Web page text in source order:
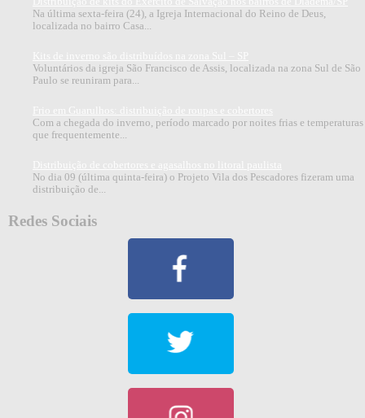
Na última sexta-feira (24), a Igreja Internacional do Reino de Deus,
localizada no bairro Casa...
Voluntários da igreja São Francisco de Assis, localizada na zona Sul de São
Paulo se reuniram para...
Com a chegada do inverno, período marcado por noites frias e temperaturas
que frequentemente...
No dia 09 (última quinta-feira) o Projeto Vila dos Pescadores fizeram uma
distribuição de...
Redes Sociais